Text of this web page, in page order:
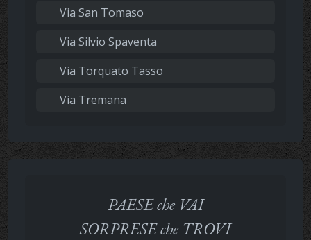
Via San Tomaso
Via Silvio Spaventa
Via Torquato Tasso
Via Tremana
PAESE che VAI
SORPRESE che TROVI